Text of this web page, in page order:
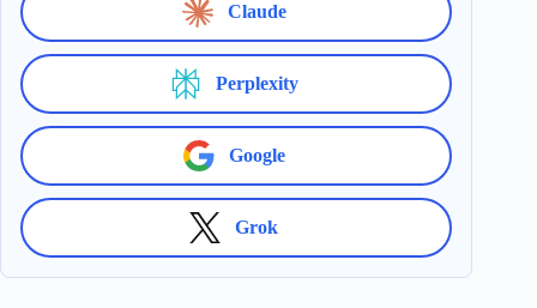
Claude
Perplexity
Google
Grok